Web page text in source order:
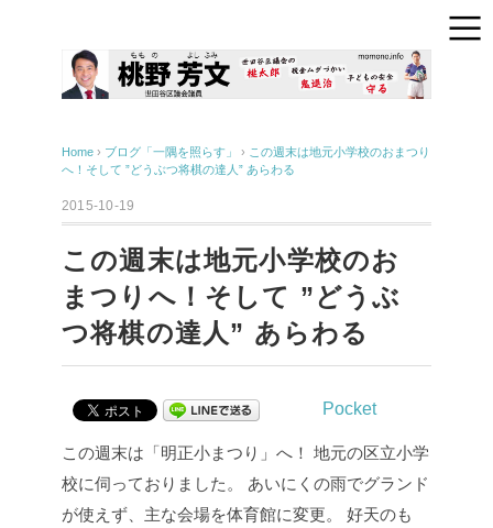
Home › ブログ「一隅を照らす」 › この週末は地元小学校のおまつり
へ！そして ”どうぶつ将棋の達人” あらわる
2015-10-19
この週末は地元小学校のお
まつりへ！そして ”どうぶ
つ将棋の達人” あらわる
Pocket
この週末は「明正小まつり」へ！ 地元の区立小学
校に伺っておりました。
あいにくの雨でグランド
が使えず、主な会場を体育館に変更。
好天のも